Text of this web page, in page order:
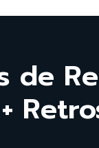
de